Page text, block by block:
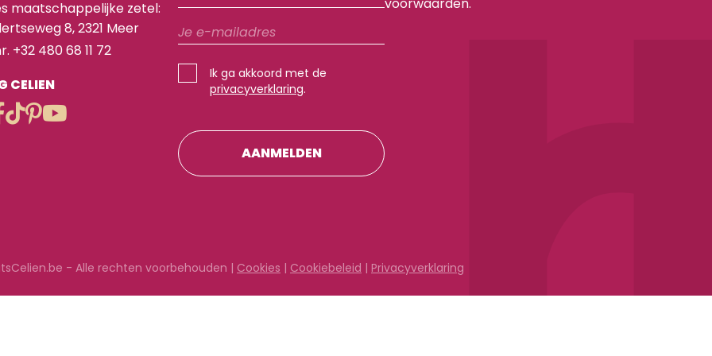
healthy habits
online masterclass
termijn jouw gezond
geen quick fixes
IN
maatschappelijke zetel:
8, 2321 Meer
+32 480 68 11 72
CELIEN
Ik ga akkoord met de
privacyverklaring.
- Alle rechten voorbehouden | Cookies | Cookiebeleid | Privacyverklaring